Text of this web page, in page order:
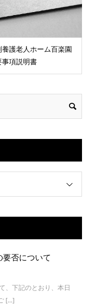
養護老人ホーム百楽園
事項説明書
否について
、下記のとおり、本日
[…]